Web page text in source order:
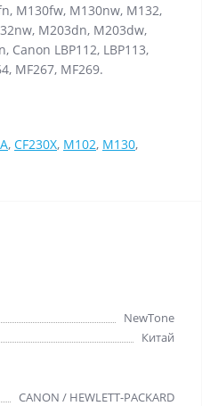
M130fw, M130nw, M132,
M203dn, M203dw,
Canon LBP112, LBP113,
MF267, MF269.
, CF230X, M102, M130,
NewTone
Китай
CANON / HEWLETT-PACKARD